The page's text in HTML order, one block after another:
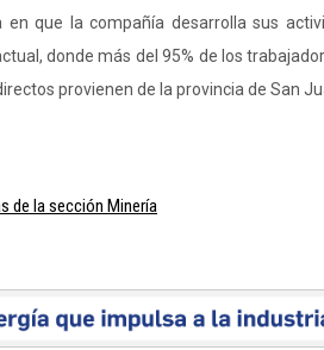
que la compañía desarrolla sus
donde más del 95% de los
provienen de la provincia de San
de la sección Minería